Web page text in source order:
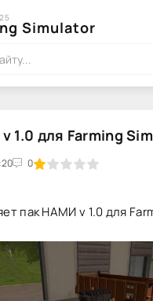
Simulator
1.0 для Farming
0
5
пак НАМИ v 1.0 для